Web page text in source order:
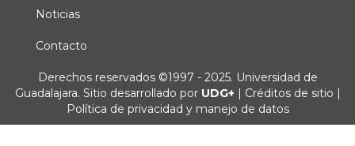
Noticias
Contacto
Derechos
Derechos reservados ©1997 - 2025. Universidad de
Guadalajara. Sitio desarrollado por UDG+ | Créditos de sitio |
Política de privacidad y manejo de datos